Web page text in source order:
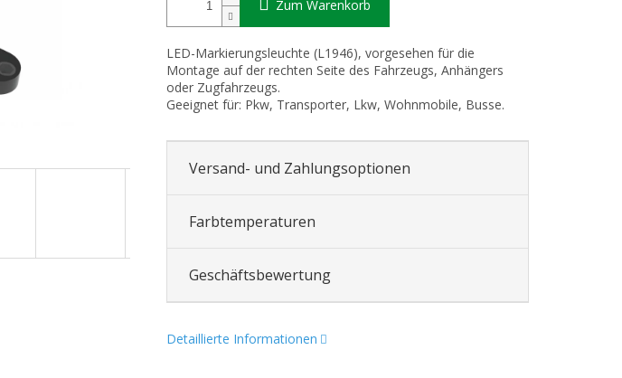
Zum Warenkorb
LED-Markierungsleuchte (L1946), vorgesehen für die
Montage auf der rechten Seite des Fahrzeugs, Anhängers
oder Zugfahrzeugs.
Geeignet für: Pkw, Transporter, Lkw, Wohnmobile, Busse.
Versand- und Zahlungsoptionen
Farbtemperaturen
Geschäftsbewertung
Detaillierte Informationen